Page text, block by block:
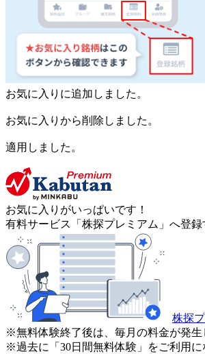
お気に入りに追加しました。
お気に入りから削除しました。
適用しました。
お気に入りがいっぱいです！
有料サービス「株探プレミアム」へ登
株探
※無料体験終了後は、毎月の料金が発生
※過去に「30日間無料体験」をご利用に